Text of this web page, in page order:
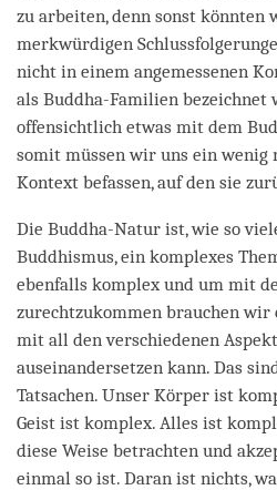
zu arbeiten, denn sonst könnten
merkwürdigen
nicht in einem angemessenen
als Buddha-Familien bezeichnet
offensichtlich etwas mit dem
somit müssen wir uns ein
Kontext befassen, auf den sie
Die Buddha-Natur ist, wie so
Buddhismus, ein komplexes
ebenfalls komplex und um mit
zurechtzukommen brauchen wir
mit all den verschiedenen
auseinandersetzen kann. Das
Tatsachen. Unser Körper ist
Geist ist komplex. Alles ist
diese Weise betrachten und
einmal so ist. Daran ist nichts,